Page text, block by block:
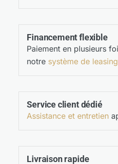
Financement flexible
Paiement en plusieurs
notre système de
Service client dédié
Assistance et entretien
Livraison rapide